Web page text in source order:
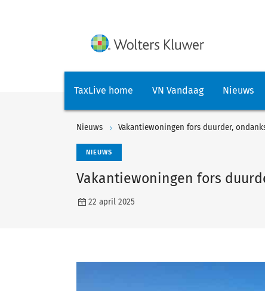
TaxLive home VN Vandaag Nieuws
Nieuws Vakantiewoningen fors duurder,
NIEUWS
Vakantiewoningen fors
22 april 2025